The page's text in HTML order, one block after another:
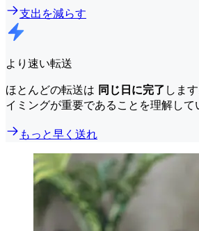
支出を減らす
より速い転送
ほとんどの転送は 同じ日に完了 しま
イミングが重要であることを理解して
もっと早く送れ